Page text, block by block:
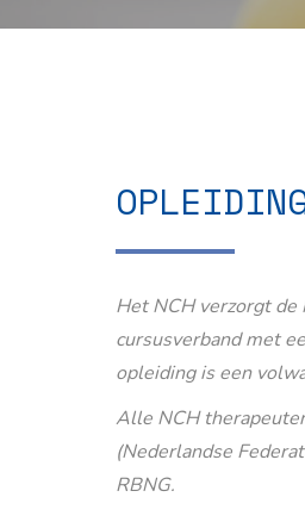
Het NCH verzorgt
cursusverband met
opleiding is een
Alle NCH
(Nederlandse
RBNG.